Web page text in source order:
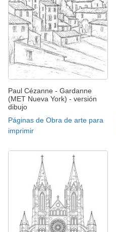
Paul Cézanne - Gardanne
(MET Nueva York) - versión
dibujo
Páginas de Obra de arte para
imprimir